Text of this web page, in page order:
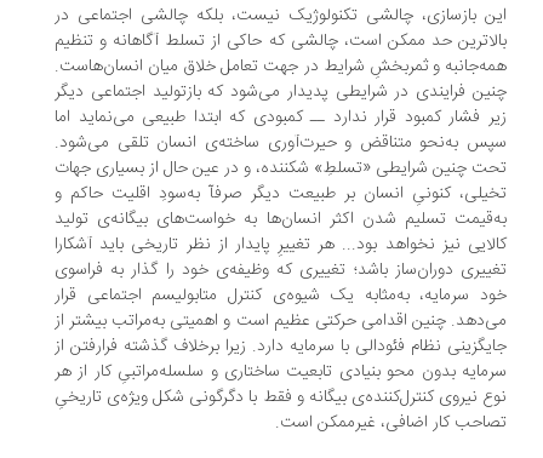
بازسازى، چالشى تکنولوژیک نیست، بلکه چالشى اجتماعى در
حد ممکن است، چالشى که حاکی از تسلط آگاهانه و تنظیم
و ثمربخشِ شرایط در جهت تعامل خلاق میان انسان‌هاست.
فرایندى در شرایطى پدیدار مى‌شود که بازتولید اجتماعى دیگر
فشار کمبود قرار ندارد ــ کمبودى که ابتدا طبیعى مى‌نماید اما
به‌نحو متناقض و حیرت‌آورى ساخته‌ى انسان تلقى مى‌شود.
چنین شرایطى «تسلطِ» شکننده، و در عین حال از بسیارى جهات
کنونىِ انسان بر طبیعت دیگر صرفآ به‌سودِ اقلیت حاکم و
تسلیم شدن اکثر انسان‌ها به خواست‌هاى بیگانه‌ى تولید
نیز نخواهد بود... هر تغییرِ پایدار از نظر تاریخى باید آشکارا
دوران‌ساز باشد؛ تغییرى که وظیفه‌ى خود را گذار به فراسوى
سرمایه، به‌مثابه یک شیوه‌ى کنترل متابولیسم اجتماعى قرار
چنین اقدامى حرکتی عظیم است و اهمیتى به‌مراتب بیشتر از
نظام فئودالى با سرمایه دارد. زیرا برخلاف گذشته فرارفتن از
بدون محو بنیادى تابعیت ساختارى و سلسله‌مراتبىِ کار از هر
نیروى کنترل‌کننده‌ی بیگانه و فقط با دگرگونى شکل ویژه‌ى تاریخىِ
کار اضافى، غیرممکن است.